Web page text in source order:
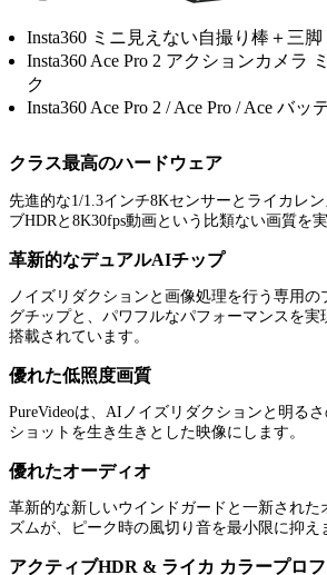
Insta360 ミニ見えない自撮り棒＋三
Insta360 Ace Pro 2 アクションカメラ
ク
Insta360 Ace Pro 2 / Ace Pro / Ace バッ
クラス最高のハードウェア
先進的な1/1.3インチ8Kセンサーとライカレ
ブHDRと8K30fps動画という比類ない画質を実
革新的なデュアルAIチップ
ノイズリダクションと画像処理を行う専用
グチップと、パワフルなパフォーマンスを実
搭載されています。
優れた低照度画質
PureVideoは、AIノイズリダクションと明る
ショットを生き生きとした映像にします。
優れたオーディオ
革新的な新しいウインドガードと一新された
ズムが、ピーク時の風切り音を最小限に抑え
アクティブHDR & ライカ カラープロ